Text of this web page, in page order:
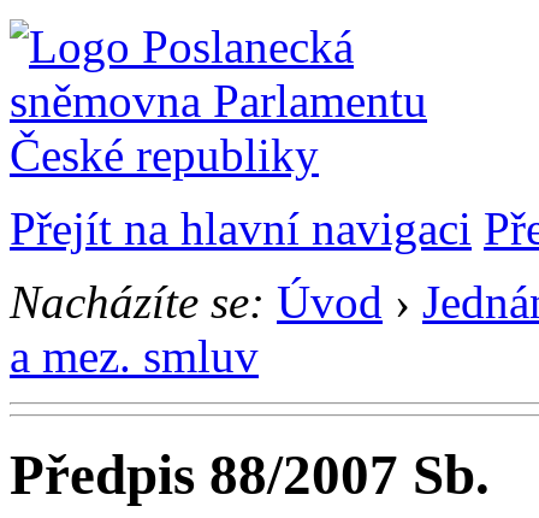
Přejít na hlavní navigaci
Nacházíte se: Úvod ›
a mez. smluv
Předpis 88/2007 Sb.